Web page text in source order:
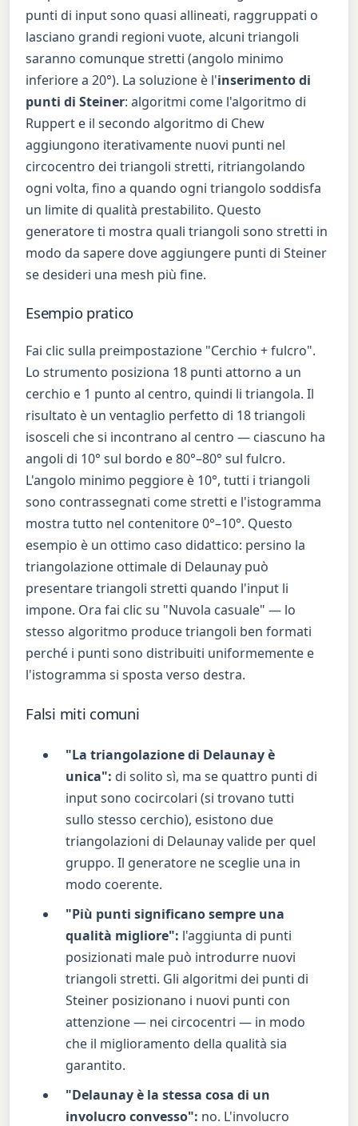
punti di input sono quasi allineati, raggruppati o
lasciano grandi regioni vuote, alcuni triangoli
saranno comunque stretti (angolo minimo
inferiore a 20°). La soluzione è l'inserimento di
punti di Steiner: algoritmi come l'algoritmo di
Ruppert e il secondo algoritmo di Chew
aggiungono iterativamente nuovi punti nel
circocentro dei triangoli stretti, ritriangolando
ogni volta, fino a quando ogni triangolo soddisfa
un limite di qualità prestabilito. Questo
generatore ti mostra quali triangoli sono stretti in
modo da sapere dove aggiungere punti di Steiner
se desideri una mesh più fine.
Esempio pratico
Fai clic sulla preimpostazione "Cerchio + fulcro".
Lo strumento posiziona 18 punti attorno a un
cerchio e 1 punto al centro, quindi li triangola. Il
risultato è un ventaglio perfetto di 18 triangoli
isosceli che si incontrano al centro — ciascuno ha
angoli di 10° sul bordo e 80°–80° sul fulcro.
L'angolo minimo peggiore è 10°, tutti i triangoli
sono contrassegnati come stretti e l'istogramma
mostra tutto nel contenitore 0°–10°. Questo
esempio è un ottimo caso didattico: persino la
triangolazione ottimale di Delaunay può
presentare triangoli stretti quando l'input li
impone. Ora fai clic su "Nuvola casuale" — lo
stesso algoritmo produce triangoli ben formati
perché i punti sono distribuiti uniformemente e
l'istogramma si sposta verso destra.
Falsi miti comuni
"La triangolazione di Delaunay è
unica": di solito sì, ma se quattro punti di
input sono cocircolari (si trovano tutti
sullo stesso cerchio), esistono due
triangolazioni di Delaunay valide per quel
gruppo. Il generatore ne sceglie una in
modo coerente.
"Più punti significano sempre una
qualità migliore": l'aggiunta di punti
posizionati male può introdurre nuovi
triangoli stretti. Gli algoritmi dei punti di
Steiner posizionano i nuovi punti con
attenzione — nei circocentri — in modo
che il miglioramento della qualità sia
garantito.
"Delaunay è la stessa cosa di un
involucro convesso": no. L'involucro